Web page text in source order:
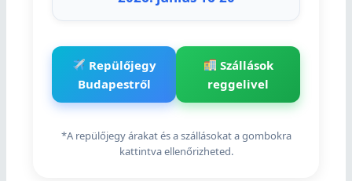
Repülőjegy
Budapestről
Szállások
reggelivel
*A repülőjegy árakat és a szállásokat a gombokra
kattintva ellenőrizheted.